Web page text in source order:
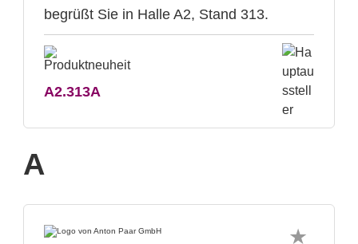
begrüßt Sie in Halle A2, Stand 313.
A2.313A
A